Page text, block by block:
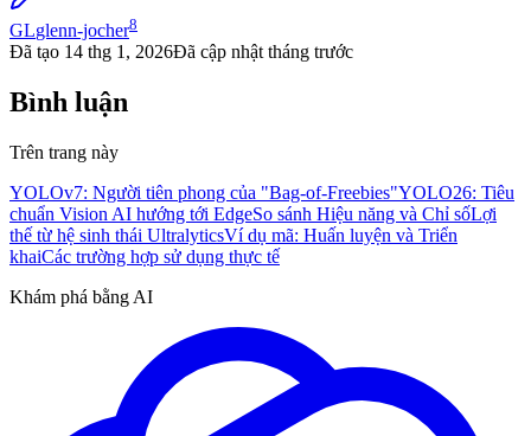
GLglenn-jocher8
Đã tạo 14 thg 1, 2026Đã cập nhật tháng trước
Bình luận
Trên trang này
YOLOv7: Người tiên phong của "Bag-of-Freebies"YOLO26: Tiêu
chuẩn Vision AI hướng tới EdgeSo sánh Hiệu năng và Chỉ sốLợi
thế từ hệ sinh thái UltralyticsVí dụ mã: Huấn luyện và Triển
khaiCác trường hợp sử dụng thực tế
Khám phá bằng AI